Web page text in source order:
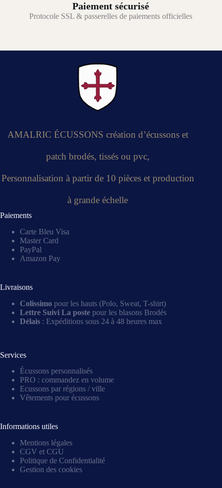
Paiement sécurisé
Protocole SSL & passerelles de paiements officielles
AMALRIC ÉCUSSONS création d’écussons et
patch brodés, tissés ou pvc,
Personnalisation à partir de 10 pièces et production
à grande échelle
Paiements
Carte Bleu Visa
Master Card
PayPal
Amazon Pay
Livraisons
Colissimo pour les hauts (Polo, Sweat, T-shirt)
Lettre Suivi La poste pour les blasons Brodés
Délais : Expéditions sous 24 à 48 heures max
Services
Écussons personnalisés
PRO : commandez en volume
Ecussons par régions / ville
Vêtements pour écussons
Informations utiles
Mentions légales
CGV et CGU
Politique de Confidentialité
Gestion des cookies